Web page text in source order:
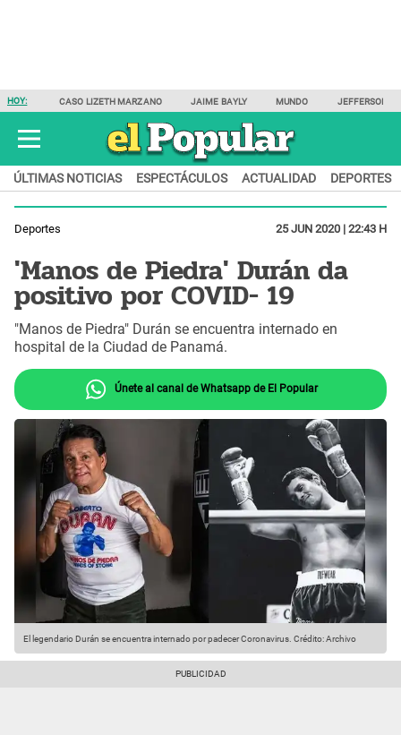
HOY: CASO LIZETH MARZANO JAIME BAYLY MUNDO JEFFERSON
ÚLTIMAS NOTICIAS ESPECTÁCULOS ACTUALIDAD DEPORTES
Deportes 25 JUN 2020 | 22:43 H
'Manos de Piedra' Durán da
positivo por COVID- 19
"Manos de Piedra" Durán se encuentra internado en
hospital de la Ciudad de Panamá.
Únete al canal de Whatsapp de El Popular
El legendario Durán se encuentra internado por padecer Coronavirus. Crédito: Archivo